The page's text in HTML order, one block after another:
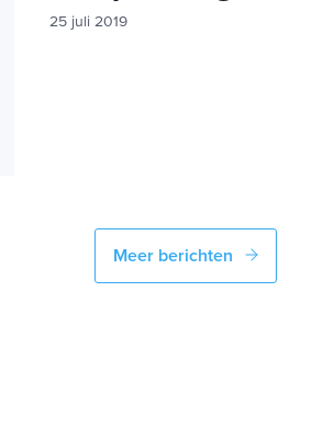
25 juli 2019
Meer berichten